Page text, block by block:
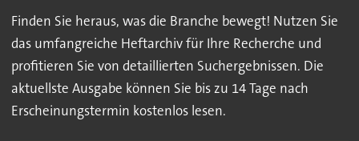
Finden Sie heraus, was die Branche bewegt! Nutzen Sie
das umfangreiche Heftarchiv für Ihre Recherche und
profitieren Sie von detaillierten Suchergebnissen. Die
aktuellste Ausgabe können Sie bis zu 14 Tage nach
Erscheinungstermin kostenlos lesen.